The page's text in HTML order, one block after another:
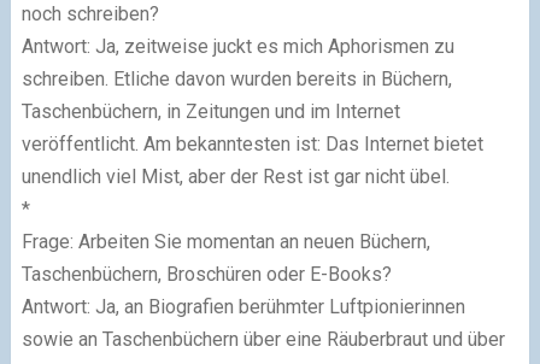
noch schreiben?
Antwort: Ja, zeitweise juckt es mich Aphorismen zu
schreiben. Etliche davon wurden bereits in Büchern,
Taschenbüchern, in Zeitungen und im Internet
veröffentlicht. Am bekanntesten ist: Das Internet bietet
unendlich viel Mist, aber der Rest ist gar nicht übel.
*
Frage: Arbeiten Sie momentan an neuen Büchern,
Taschenbüchern, Broschüren oder E-Books?
Antwort: Ja, an Biografien berühmter Luftpionierinnen
sowie an Taschenbüchern über eine Räuberbraut und über